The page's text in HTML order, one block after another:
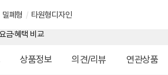
밀폐형 / 타원형디자인
상품정보 의견/리뷰 연관상품